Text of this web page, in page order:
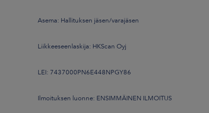
Asema: Hallituksen jäsen/varajäsen
Liikkeeseenlaskija: HKScan Oyj
LEI: 7437000PN6E448NPGY86
Ilmoituksen luonne: ENSIMMÄINEN ILMOITUS